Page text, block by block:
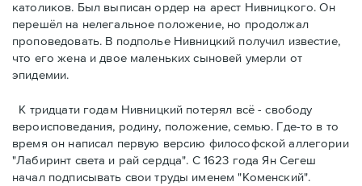
католиков. Был выписан ордер на арест Нивницкого. Он
перешёл на нелегальное положение, но продолжал
проповедовать. В подполье Нивницкий получил известие,
что его жена и двое маленьких сыновей умерли от
эпидемии.
К тридцати годам Нивницкий потерял всё - свободу
вероисповедания, родину, положение, семью. Где-то в то
время он написал первую версию философской аллегории
"Лабиринт света и рай сердца". С 1623 года Ян Сегеш
начал подписывать свои труды именем "Коменский".